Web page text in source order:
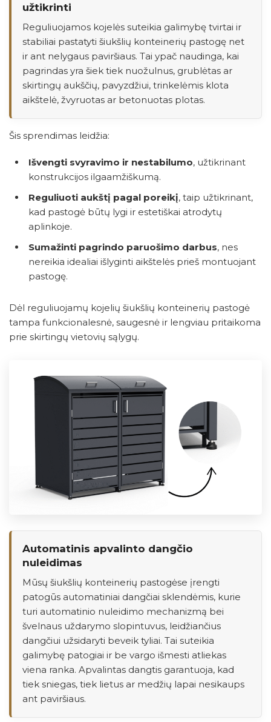
užtikrinti
Reguliuojamos kojelės suteikia galimybę tvirtai ir
stabiliai pastatyti šiukšlių konteinerių pastogę net
ir ant nelygaus paviršiaus. Tai ypač naudinga, kai
pagrindas yra šiek tiek nuožulnus, grublėtas ar
skirtingų aukščių, pavyzdžiui, trinkelėmis klota
aikštelė, žvyruotas ar betonuotas plotas.
Šis sprendimas leidžia:
Išvengti svyravimo ir nestabilumo, užtikrinant
konstrukcijos ilgaamžiškumą.
Reguliuoti aukštį pagal poreikį, taip užtikrinant,
kad pastogė būtų lygi ir estetiškai atrodytų
aplinkoje.
Sumažinti pagrindo paruošimo darbus, nes
nereikia idealiai išlyginti aikštelės prieš montuojant
pastogę.
Dėl reguliuojamų kojelių šiukšlių konteinerių pastogė
tampa funkcionalesnė, saugesnė ir lengviau pritaikoma
prie skirtingų vietovių sąlygų.
Automatinis apvalinto dangčio
nuleidimas
Mūsų šiukšlių konteinerių pastogėse įrengti
patogūs automatiniai dangčiai sklendėmis, kurie
turi automatinio nuleidimo mechanizmą bei
švelnaus uždarymo slopintuvus, leidžiančius
dangčiui užsidaryti beveik tyliai. Tai suteikia
galimybę patogiai ir be vargo išmesti atliekas
viena ranka. Apvalintas dangtis garantuoja, kad
tiek sniegas, tiek lietus ar medžių lapai nesikaups
ant paviršiaus.